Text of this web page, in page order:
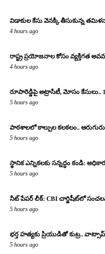
విడాకుల కేసు వెనక్కి తీసుకున్న
4 hours ago
రాష్ట్ర ప్రయోజనాల కోసం వ్యక్తిగత
4 hours ago
రూపారెడ్డిపై అట్రాసిటీ, మోసం కేసులు..
5 hours ago
పాఠశాలలో కాల్పుల కలకలం..
5 hours ago
స్థానిక ఎన్నికలకు సన్నద్ధం కండి:
5 hours ago
నీట్ పేపర్ లీక్: CBI చార్జిషీట్‌లో
5 hours ago
భర్త హత్యకు ప్రియుడితో కుట్ర..
5 hours ago